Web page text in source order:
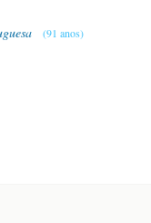
(91 anos)